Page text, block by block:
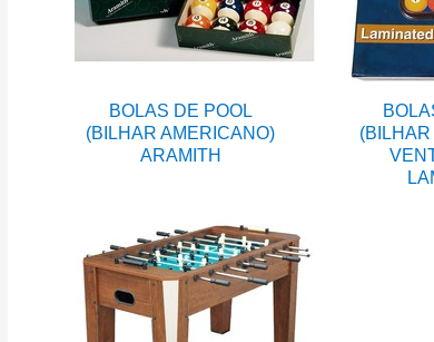
BOLAS DE POOL
(BILHAR AMERICANO)
ARAMITH